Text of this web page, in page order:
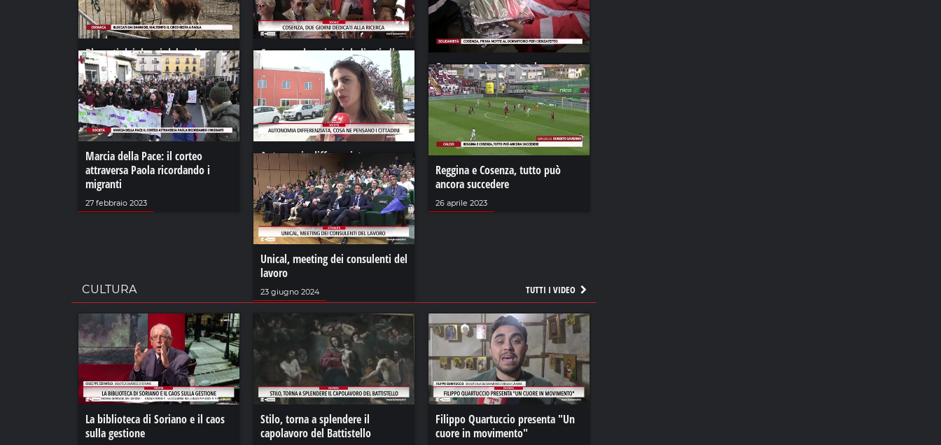
Bloccati dai danni del maltempo:
il circo resta a Paola
14 febbraio 2023
Cosenza, due giorni dedicati alla
ricerca
19 maggio 2024
Cosenza, prima notte al
dormitorio per i senzatetto
15 febbraio 2021
Marcia della Pace: il corteo
attraversa Paola ricordando i
migranti
27 febbraio 2023
Autonomia differenziata, cosa ne
pensano i cittadini
22 giugno 2024
Reggina e Cosenza, tutto può
ancora succedere
26 aprile 2023
Unical, meeting dei consulenti del
lavoro
23 giugno 2024 TUTTI I VIDEO
CULTURA
La biblioteca di Soriano e il caos
sulla gestione
Stilo, torna a splendere il
capolavoro del Battistello
Filippo Quartuccio presenta "Un
cuore in movimento"